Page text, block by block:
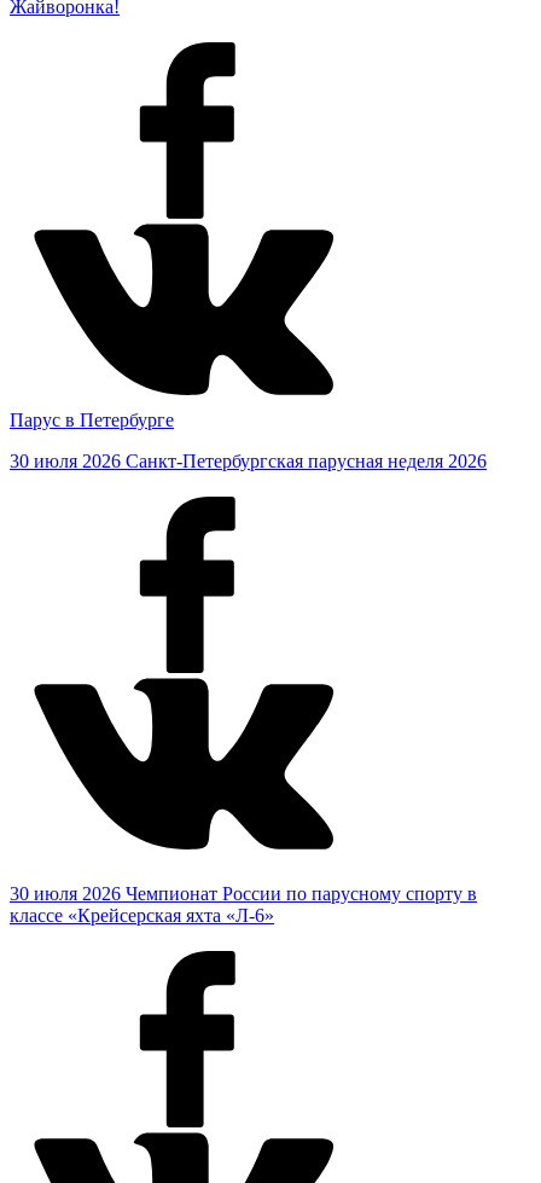
Жайворонка!
Парус в Петербурге
30 июля 2026 Санкт-Петербургская парусная неделя 2026
30 июля 2026 Чемпионат России по парусному спорту в
классе «Крейсерская яхта «Л-6»